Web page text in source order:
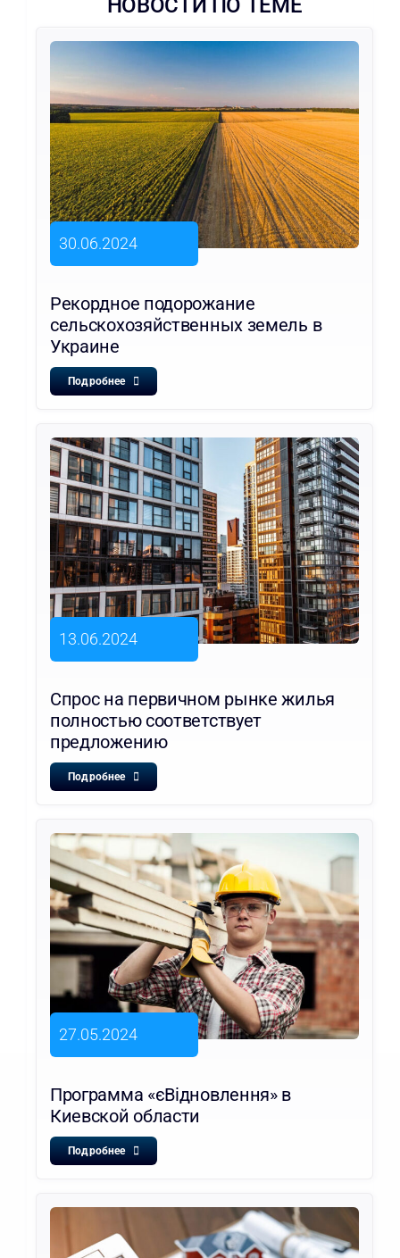
НОВОСТИ ПО ТЕМЕ
30.06.2024
Рекордное подорожание
сельскохозяйственных земель в
Украине
Подробнее
13.06.2024
Спрос на первичном рынке жилья
полностью соответствует
предложению
Подробнее
27.05.2024
Программа «єВідновлення» в
Киевской области
Подробнее